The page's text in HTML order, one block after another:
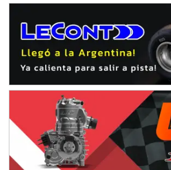
Parque de la Velocidad (Asfalto)
Villaguay (Entre Ríos)
VICTORIENSE - F7
El Cerro (Tierra)
PATAGONICO - F6
Moto Club Reginense (Tierra)
Gral. E. Godoy (Río Negro)
CSK - F7
Juventud Unida (Tierra)
Humboldt (Santa Fe)